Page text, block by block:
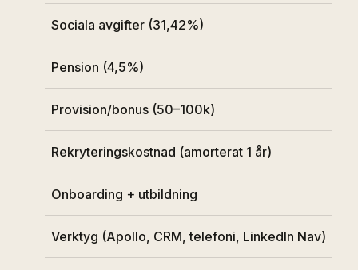
Sociala avgifter (31,42%)
Pension (4,5%)
Provision/bonus (50–100k)
Rekryteringskostnad (amorterat 1 år)
Onboarding + utbildning
Verktyg (Apollo, CRM, telefoni, LinkedIn Nav)